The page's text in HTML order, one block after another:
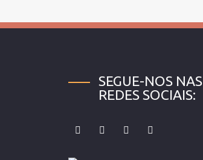
SEGUE-NOS NAS
REDES SOCIAIS: